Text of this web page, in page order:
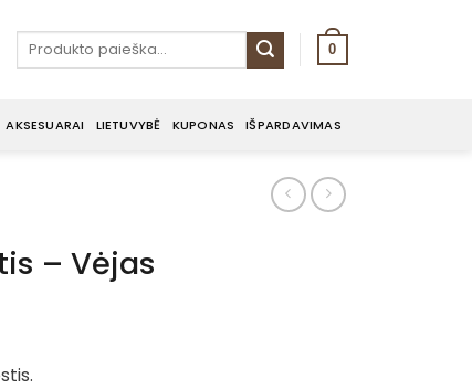
Ieškoti: 0
AKSESUARAI LIETUVYBĖ KUPONAS IŠPARDAVIMAS
– Vėjas